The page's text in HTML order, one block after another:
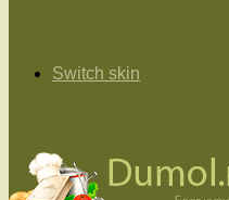
Switch skin